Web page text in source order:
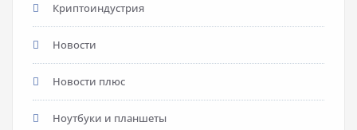
Криптоиндустрия
Новости
Новости плюс
Ноутбуки и планшеты